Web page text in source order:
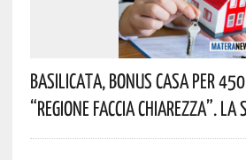
Basilicata, Bonus Casa Per
“Regione Faccia Chiarezza”.